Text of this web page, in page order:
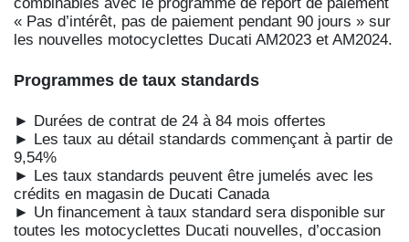
« Pas d’intérêt, pas de paiement pendant 90 jours » sur
les nouvelles motocyclettes Ducati AM2023 et AM2024.
Programmes de taux standards
► Durées de contrat de 24 à 84 mois offertes
► Les taux au détail standards commençant à partir de
9,54%
► Les taux standards peuvent être jumelés avec les
crédits en magasin de Ducati Canada
► Un financement à taux standard sera disponible sur
toutes les motocyclettes Ducati nouvelles, d’occasion